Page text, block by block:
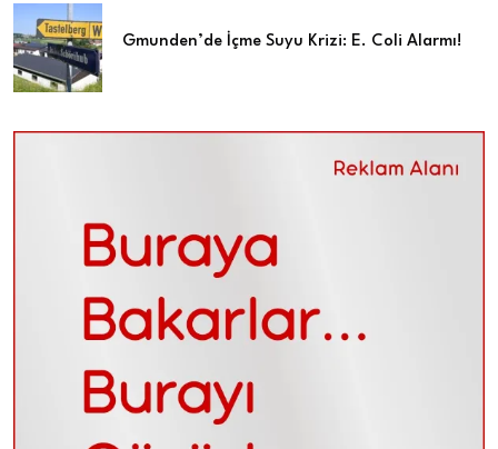
Gmunden’de İçme Suyu Krizi: E. Coli Alarmı!